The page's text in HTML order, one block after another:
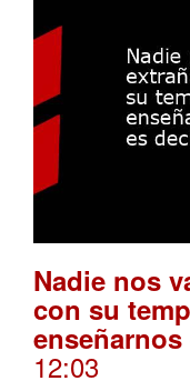
Nadie nos
con su
12:03